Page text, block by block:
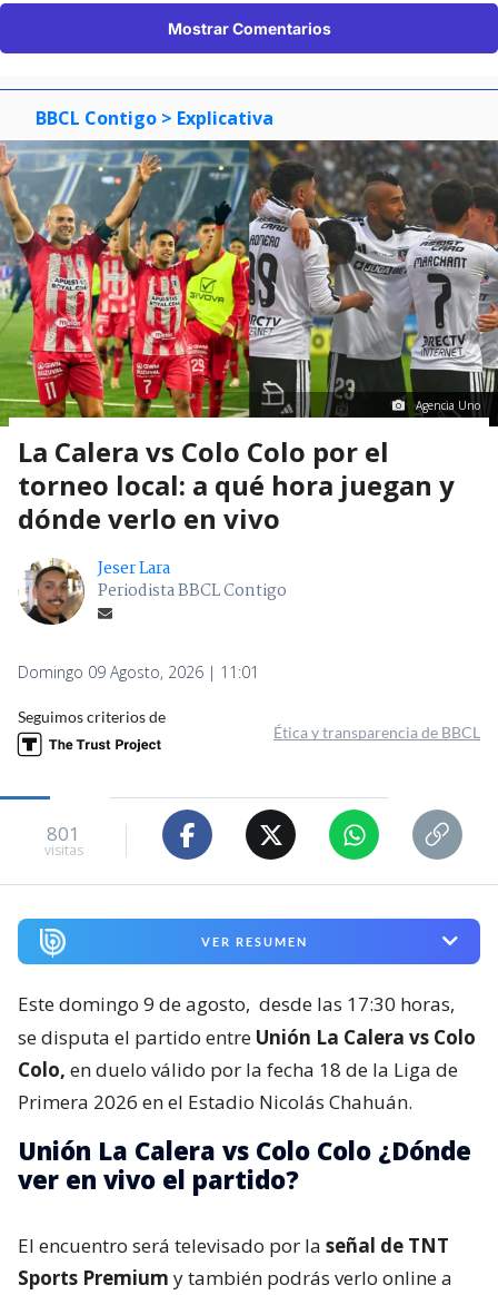
Mostrar Comentarios
BBCL Contigo > Explicativa
Agencia Uno
La Calera vs Colo Colo por el
torneo local: a qué hora juegan y
dónde verlo en vivo
Jeser Lara
Periodista BBCL Contigo
Domingo 09 Agosto, 2026 | 11:01
Seguimos criterios de
Ética y transparencia de BBCL
801
visitas
VER RESUMEN
Este domingo 9 de agosto, desde las 17:30 horas,
se disputa el partido entre Unión La Calera vs Colo
Colo, en duelo válido por la fecha 18 de la Liga de
Primera 2026 en el Estadio Nicolás Chahuán.
Unión La Calera vs Colo Colo ¿Dónde
ver en vivo el partido?
El encuentro será televisado por la señal de TNT
Sports Premium y también podrás verlo online a